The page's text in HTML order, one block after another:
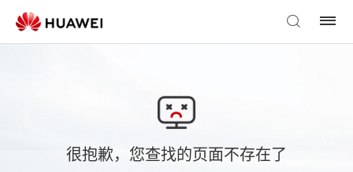
很抱歉，您查找的页面不存在了